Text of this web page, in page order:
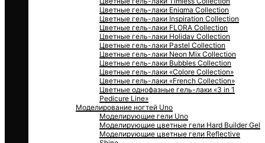
Цветные гель-лаки Enigma Collection
Цветные гель-лаки Inspiration Collection
Цветные гель-лаки FLORA Collection
Цветные гель-лаки Holiday Collection
Цветные гель-лаки Pastel Collection
Цветные гель-лаки Neon Mix Collection
Цветные гель-лаки Bubbles Collection
Цветные гель-лаки «Colore Collection»
Цветные гель-лаки «Frеnch Collection»
Цветные однофазные гель-лаки «3 in 1
Pedicure Line»
Моделирование ногтей Uno
Моделирующие гели Uno
Моделирующие цветные гели Hard Builder Gel
Моделирующие цветные гели Reflective